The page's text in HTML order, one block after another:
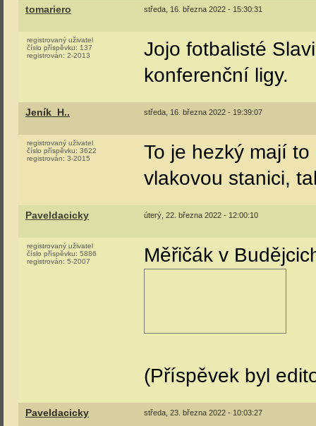
tomariero středa, 16. března 2022 - 15:30:31
registrovaný uživatel
číslo příspěvku: 137
registrován: 2-2013
Jojo fotbalisté
konferenční ligy.
Jeník_H.. středa, 16. března 2022 - 19:39:07
registrovaný uživatel
číslo příspěvku: 3622
registrován: 3-2015
To je hezký mají
vlakovou stanici,
Paveldacicky úterý, 22. března 2022 - 12:00:10
registrovaný uživatel
číslo příspěvku: 5886
registrován: 5-2007 Měřičák v
(Příspěvek byl
Paveldacicky středa, 23. března 2022 - 10:03:27